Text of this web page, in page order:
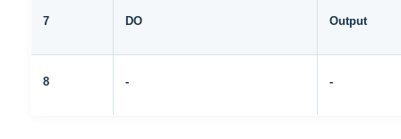
7 DO Output
8 - -